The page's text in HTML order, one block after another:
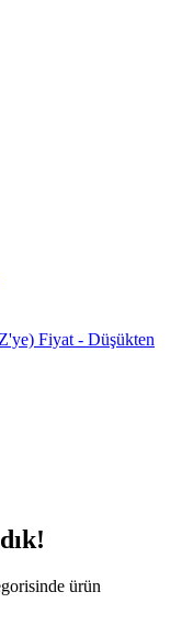
Fiyat - Düşükten
ürün